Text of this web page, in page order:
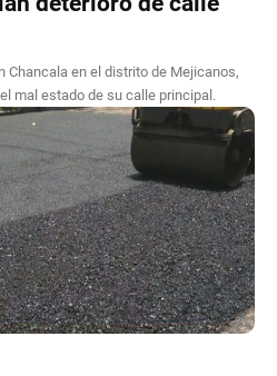
Chancala en el distrito de Mejicanos,
mal estado de su calle principal.